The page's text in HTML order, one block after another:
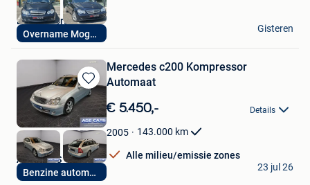
Overname Mogelijk
Ekm Motors
Kontich
Gisteren
Bewaren
in
Mijn
Favorieten
Benzine automaat
Mercedes c200 Kompressor
Automaat
€ 5.450,- Details
2005 143.000 km
Alle milieu/emissie zones
AGE CARS
Londerzeel
23 jul 26